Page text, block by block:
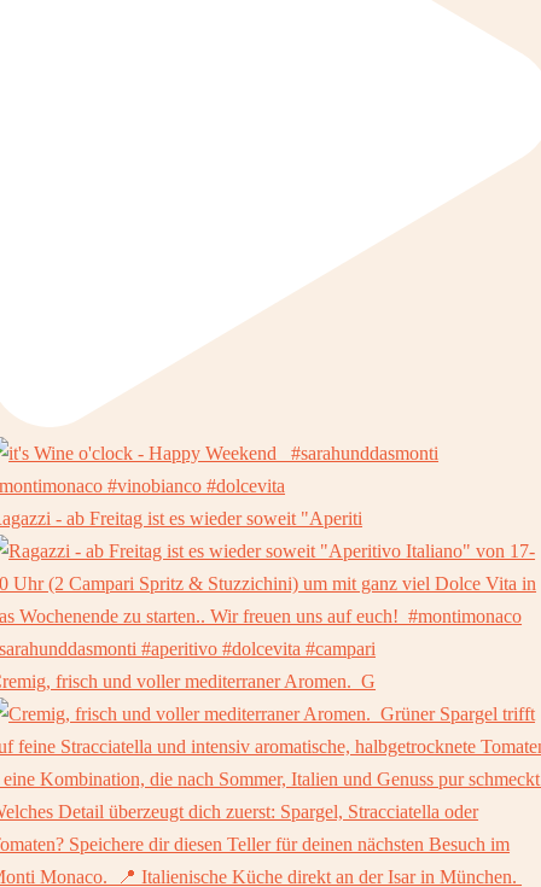
- ab Freitag ist es wieder soweit "Aperiti
frisch und voller mediterraner Aromen. ⁠ G